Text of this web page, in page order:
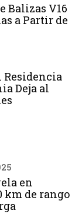
Balizas V16
a Partir de
Residencia
Deja al
en
km de rango